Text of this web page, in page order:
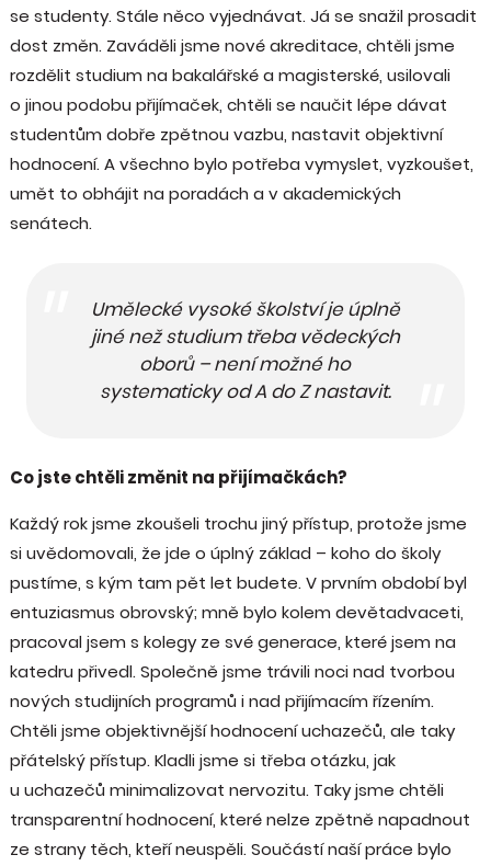
se studenty. Stále něco vyjednávat. Já se snažil prosadit
dost změn. Zaváděli jsme nové akreditace, chtěli jsme
rozdělit studium na bakalářské a magisterské, usilovali
o jinou podobu přijímaček, chtěli se naučit lépe dávat
studentům dobře zpětnou vazbu, nastavit objektivní
hodnocení. A všechno bylo potřeba vymyslet, vyzkoušet,
umět to obhájit na poradách a v akademických
senátech.
Umělecké vysoké školství je úplně
jiné než studium třeba vědeckých
oborů – není možné ho
systematicky od A do Z nastavit.
Co jste chtěli změnit na přijímačkách?
Každý rok jsme zkoušeli trochu jiný přístup, protože jsme
si uvědomovali, že jde o úplný základ – koho do školy
pustíme, s kým tam pět let budete. V prvním období byl
entuziasmus obrovský; mně bylo kolem devětadvaceti,
pracoval jsem s kolegy ze své generace, které jsem na
katedru přivedl. Společně jsme trávili noci nad tvorbou
nových studijních programů i nad přijímacím řízením.
Chtěli jsme objektivnější hodnocení uchazečů, ale taky
přátelský přístup. Kladli jsme si třeba otázku, jak
u uchazečů minimalizovat nervozitu. Taky jsme chtěli
transparentní hodnocení, které nelze zpětně napadnout
ze strany těch, kteří neuspěli. Součástí naší práce bylo